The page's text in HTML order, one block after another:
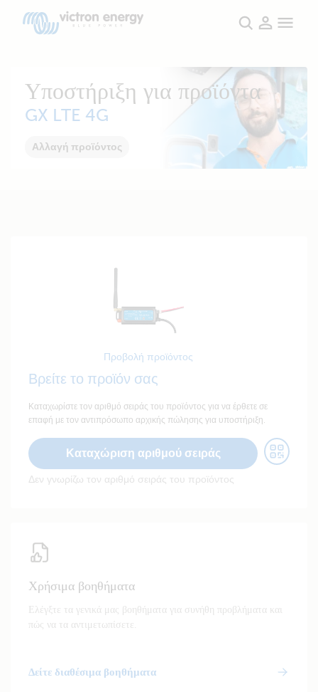
Υποστήριξη για προϊόντα
GX LTE 4G
Αλλαγή προϊόντος
Προβολή προϊόντος
Βρείτε το προϊόν σας
Καταχωρίστε τον αριθμό σειράς του προϊόντος για να έρθετε σε
επαφή με τον αντιπρόσωπο αρχικής πώλησης για υποστήριξη.
Καταχώριση αριθμού σειράς
Δεν γνωρίζω τον αριθμό σειράς του προϊόντος
Χρήσιμα βοηθήματα
Ελέγξτε τα γενικά μας βοηθήματα για συνήθη προβλήματα και
πώς να τα αντιμετωπίσετε.
Δείτε διαθέσιμα βοηθήματα